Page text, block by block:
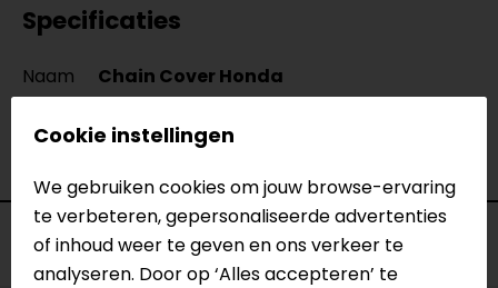
Specificaties
Naam
Chain Cover Honda
Model
HA1119
Merk
Barracuda
Voorraad
Cookie instellingen
We gebruiken cookies om jouw browse-ervaring
te verbeteren, gepersonaliseerde advertenties
of inhoud weer te geven en ons verkeer te
analyseren. Door op ‘Alles accepteren’ te